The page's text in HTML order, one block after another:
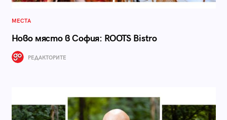
МЕСТА
Ново място в София: ROOTS Bistro
РЕДАКТОРИТЕ